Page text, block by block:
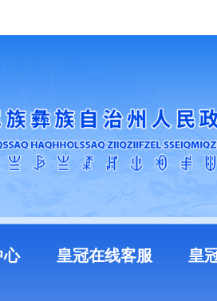
心 皇冠在线客服 皇